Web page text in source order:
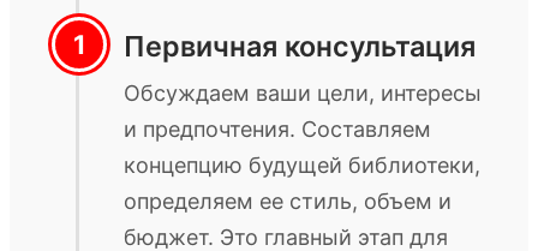
Первичная консультация
Обсуждаем ваши цели, интересы
и предпочтения. Составляем
концепцию будущей библиотеки,
определяем ее стиль, объем и
бюджет. Это главный этап для